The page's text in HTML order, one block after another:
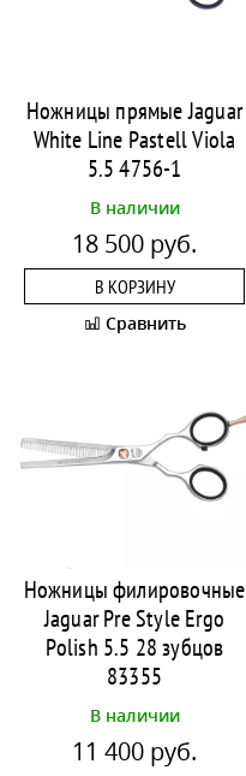
Ножницы прямые Jaguar
White Line Pastell Viola
5.5 4756-1
В наличии
18 500 руб.
В КОРЗИНУ
Сравнить
Ножницы филировочные
Jaguar Pre Style Ergo
Polish 5.5 28 зубцов
83355
В наличии
11 400 руб.